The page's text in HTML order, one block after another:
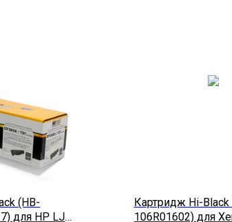
(HB-
для HP LJ
Картридж Hi-Black
106R01602) для